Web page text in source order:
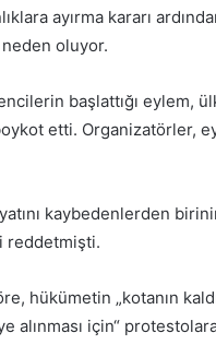
ayırma kararı
oluyor.
başlattığı eylem,
etti. Organizatörler,
kaybedenlerden
reddetmişti.
hükümetin „kotanın
alınması için“